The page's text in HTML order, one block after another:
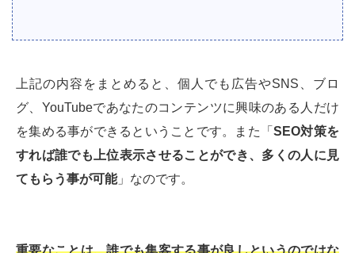
上記の内容をまとめると、個人でも広告やSNS、ブロ
グ、YouTubeであなたのコンテンツに興味のある人だけ
を集める事ができるということです。また「SEO対策を
すれば誰でも上位表示させることができ、多くの人に見
てもらう事が可能」なのです。